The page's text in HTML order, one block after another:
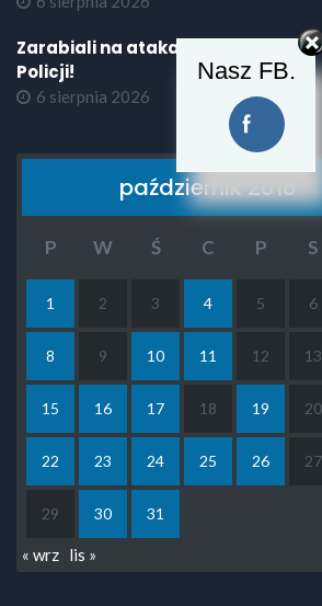
Zarabiali na atakach DDoS - 17 i
Policji!
6 sierpnia 2026
październik 2018
P W Ś C P S
1 2 3 4 5 6
8 9 10 11 12 13
15 16 17 18 19 20
22 23 24 25 26 27
29 30 31
« wrz lis »
Nasz FB.